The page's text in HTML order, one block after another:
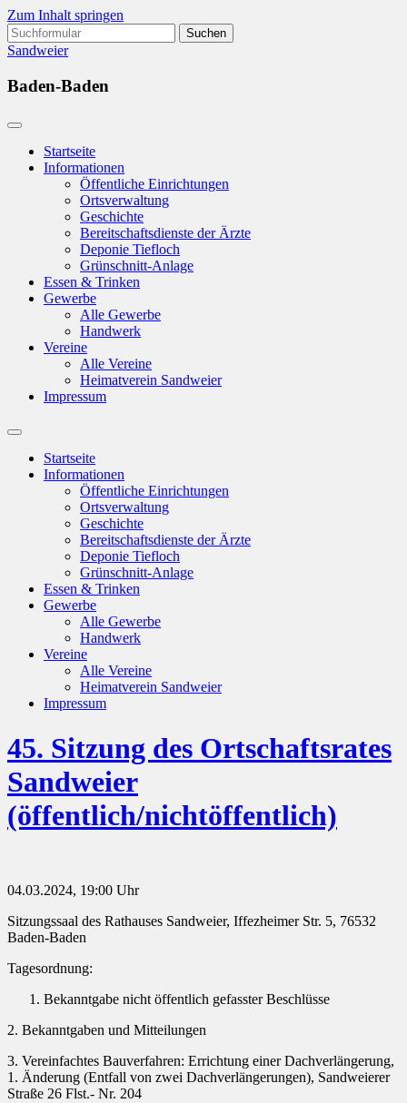
Zum Inhalt springen
Suchen
nach:
Sandweier
Baden-Baden
Startseite
Informationen
Öffentliche Einrichtungen
Ortsverwaltung
Geschichte
Bereitschaftsdienste der Ärzte
Deponie Tiefloch
Grünschnitt-Anlage
Essen & Trinken
Gewerbe
Alle Gewerbe
Handwerk
Vereine
Alle Vereine
Heimatverein Sandweier
Impressum
Suchfeld
ein-/ausblenden
Startseite
Informationen
Öffentliche Einrichtungen
Ortsverwaltung
Geschichte
Bereitschaftsdienste der Ärzte
Deponie Tiefloch
Grünschnitt-Anlage
Essen & Trinken
Gewerbe
Alle Gewerbe
Handwerk
Vereine
Alle Vereine
Heimatverein Sandweier
Impressum
45. Sitzung des Ortschaftsrates
Sandweier
(öffentlich/nichtöffentlich)
04.03.2024, 19:00 Uhr
Sitzungssaal des Rathauses Sandweier, Iffezheimer Str. 5, 76532
Baden-Baden
Tagesordnung:
Bekanntgabe nicht öffentlich gefasster Beschlüsse
2. Bekanntgaben und Mitteilungen
3. Vereinfachtes Bauverfahren: Errichtung einer Dachverlängerung,
1. Änderung (Entfall von zwei Dachverlängerungen), Sandweierer
Straße 26 Flst.- Nr. 204